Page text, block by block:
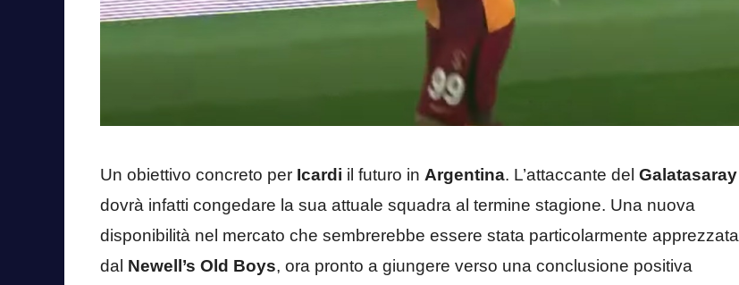
Un obiettivo concreto per Icardi il futuro in Argentina. L’attaccante del Galatasaray
dovrà infatti congedare la sua attuale squadra al termine stagione. Una nuova
disponibilità nel mercato che sembrerebbe essere stata particolarmente apprezzata
dal Newell’s Old Boys, ora pronto a giungere verso una conclusione positiva